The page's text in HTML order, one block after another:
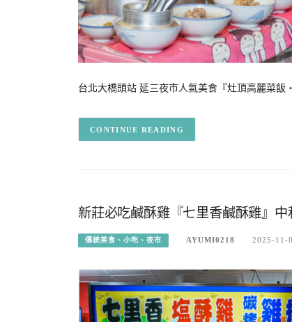
台北大橋頭站 延三夜市人氣美食『灶頂高麗菜
CONTINUE READING
新莊必吃鹹酥雞『七里香鹹酥雞』
傳統美食、小吃、夜市 AYUMI0218 2025-11-